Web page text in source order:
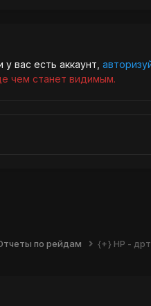
вас есть аккаунт,
чем станет видимым.
по рейдам {+} НР - дрт